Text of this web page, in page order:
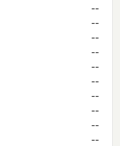
--
--
--
--
--
--
--
--
--
--